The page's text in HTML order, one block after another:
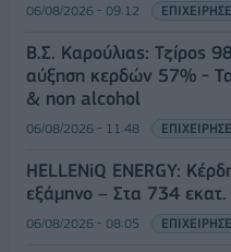
06/08/2026 - 09:12
Β.Σ. Καρούλιας: Τζίρος
αύξηση κερδών 57% -
& non alcohol
06/08/2026 - 11:48
HELLENiQ ENERGY:
εξάμηνο – Στα 734
06/08/2026 - 08:05